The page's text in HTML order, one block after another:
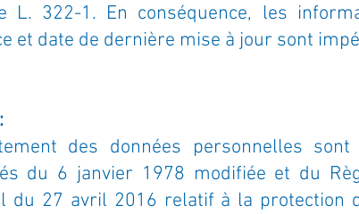
L. 322-1. En conséquence, les
et date de dernière mise à jour sont
:
des données personnelles
du 6 janvier 1978 modifiée et du
du 27 avril 2016 relatif à la protection